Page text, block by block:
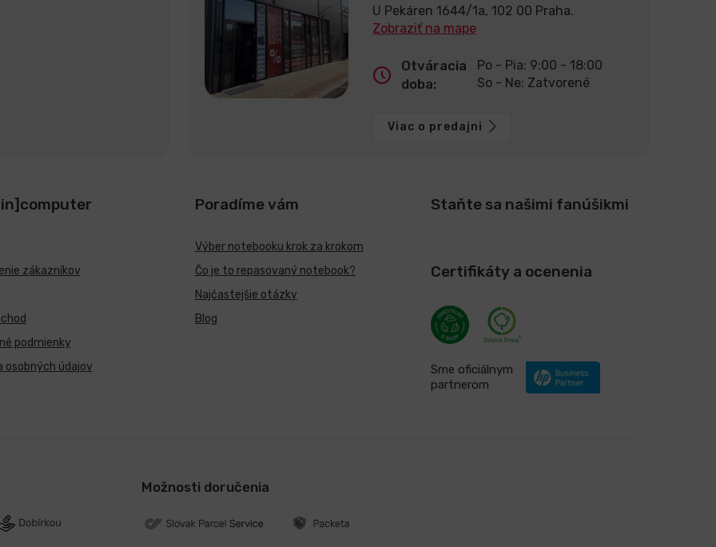
U Pekáren 1644/1a, 102 00 Praha.
Zobraziť na mape
Otváracia
doba:
Po - Pia: 9:00 - 18:00
So - Ne: Zatvorené
Viac o predajni
zákazníkov
podmienky
osobných údajov
Poradíme vám
Výber notebooku krok za krokom
Čo je to repasovaný notebook?
Najčastejšie otázky
Blog
Staňte sa našimi fanúšikmi
Certifikáty a ocenenia
Sme oficiálnym
partnerom
Možnosti doručenia